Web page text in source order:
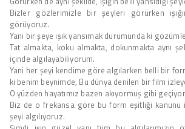
Bizler gözlerimizle bir şeyleri görürken
görüyoruz.
Yani bir şeye ışık yansımak durumunda ki
Tat almakta, koku almakta, dokunmakta aynı
içinde algılayabiliyorum.
Yani her şeyi kendime göre algılarken belli bir
ki benim beynimde, Bu dünya denilen bir film
O yüzden hayatımız bazen akıyormuş gibi
Biz de o frekansa göre bu form eşitliği kanunu
şeyi algılıyoruz.